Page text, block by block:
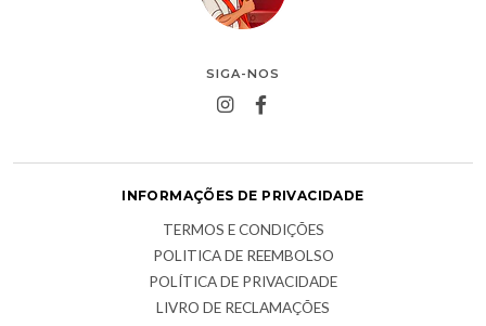
SIGA-NOS
INFORMAÇÕES DE PRIVACIDADE
TERMOS E CONDIÇÕES
POLITICA DE REEMBOLSO
POLÍTICA DE PRIVACIDADE
LIVRO DE RECLAMAÇÕES